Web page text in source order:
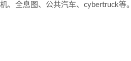
、全息图、公共汽车、cybertruck等。